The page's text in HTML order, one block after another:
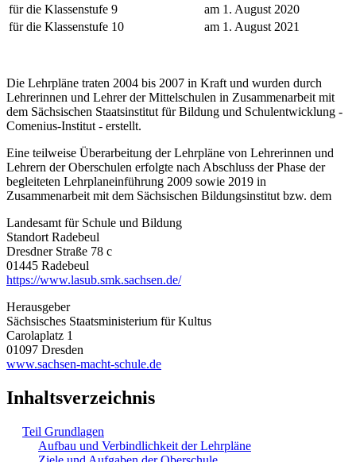
für die Klassenstufe 9
am 1. August 2020
für die Klassenstufe 10
am 1. August 2021
Die Lehrpläne traten 2004 bis 2007 in Kraft und wurden durch
Lehrerinnen und Lehrer der Mittelschulen in Zusammenarbeit mit
dem Sächsischen Staatsinstitut für Bildung und Schulentwicklung -
Comenius-Institut - erstellt.
Eine teilweise Überarbeitung der Lehrpläne von Lehrerinnen und
Lehrern der Oberschulen erfolgte nach Abschluss der Phase der
begleiteten Lehrplaneinführung 2009 sowie 2019 in
Zusammenarbeit mit dem Sächsischen Bildungsinstitut bzw. dem
Landesamt für Schule und Bildung
Standort Radebeul
Dresdner Straße 78 c
01445 Radebeul
https://www.lasub.smk.sachsen.de/
Herausgeber
Sächsisches Staatsministerium für Kultus
Carolaplatz 1
01097 Dresden
www.sachsen-macht-schule.de
Inhaltsverzeichnis
Teil Grundlagen
Aufbau und Verbindlichkeit der Lehrpläne